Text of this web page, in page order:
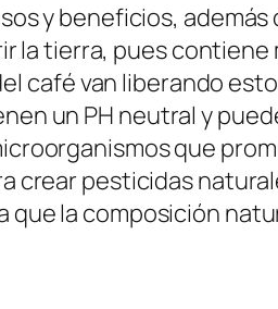
y beneficios, además
la tierra, pues
café van liberando
un PH neutral y
que
crear pesticidas
que la composición